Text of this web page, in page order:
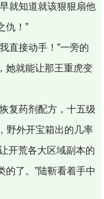
就知道就该狠狠扇他
仇！”
直接动手！”一旁的
她就能让那王重虎变
复药剂配方，十五级
野外开宝箱出的几率
开荒各大区域副本的
的了。”陆靳看着手中